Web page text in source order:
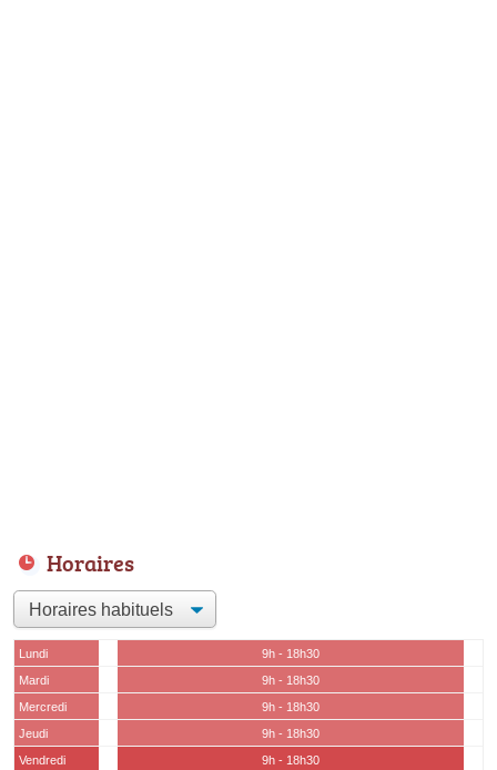
Horaires
Lundi
9h - 18h30
Mardi
9h - 18h30
Mercredi
9h - 18h30
Jeudi
9h - 18h30
Vendredi
9h - 18h30